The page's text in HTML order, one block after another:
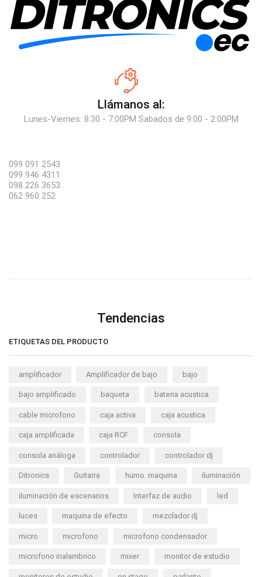
Llámanos al:
Lunes-Viernes: 8:30 - 7:00PM Sabados de 9:00 - 2:00PM
099 091 2543
099 946 4311
098 226 3653
062 960 252
Tendencias
ETIQUETAS DEL PRODUCTO
amplificador Amplificador de bajo bajo
bajo amplificado baqueta bateria acustica
cable microfono caja activa caja acustica
caja amplificada caja RCF consola
consola análoga controlador controlador dj
Ditronics Guitarra humo. maquina iluminación
iluminación de escenarios Interfaz de audio led
luces maquina de efecto mezclador dj
micro microfono microfono condensador
microfono inalambrico mixer monitor de estudio